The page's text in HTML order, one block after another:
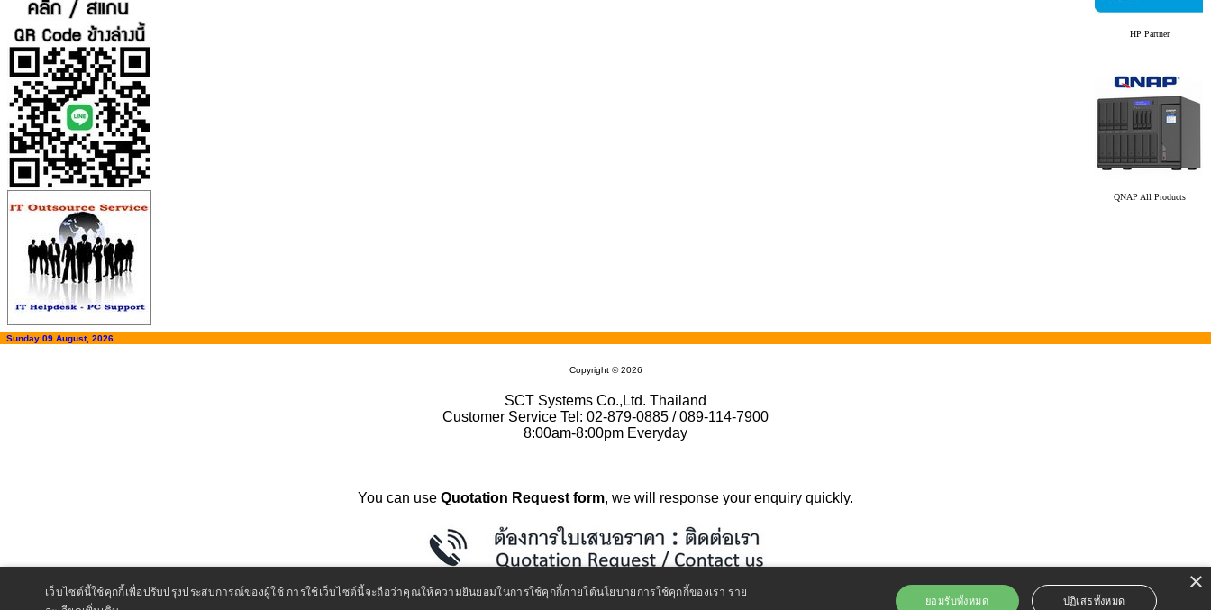
HP Partner
QNAP All Products
Sunday 09 August, 2026
Copyright © 2026
SCT Systems Co.,Ltd. Thailand
Customer Service Tel: 02-879-0885 / 089-114-7900
8:00am-8:00pm Everyday
You can use Quotation Request form, we will response your enquiry quickly.
×
เว็บไซต์นี้ใช้คุกกี้เพื่อปรับปรุงประสบการณ์ของผู้ใช้ การใช้เว็บไซต์นี้จะถือว่าคุณให้ความยินยอมในการใช้คุกกี้ภายใต้นโยบายการใช้คุกกี้ของเรา ราย
ยอมรับทั้งหมด ปฏิเสธทั้งหมด